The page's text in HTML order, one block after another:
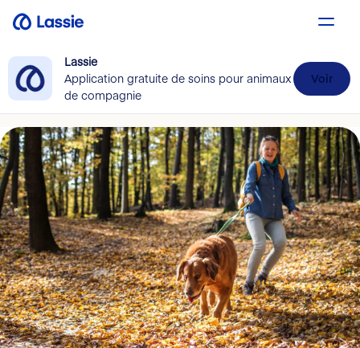
Lassie
Application gratuite de soins pour animaux
de compagnie
Voir